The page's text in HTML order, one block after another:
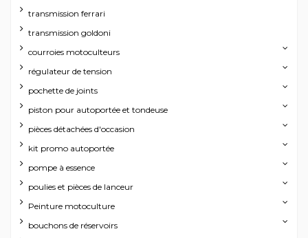
transmission ferrari
transmission goldoni
courroies motoculteurs
régulateur de tension
pochette de joints
piston pour autoportée et tondeuse
pièces détachées d'occasion
kit promo autoportée
pompe à essence
poulies et pièces de lanceur
Peinture motoculture
bouchons de réservoirs